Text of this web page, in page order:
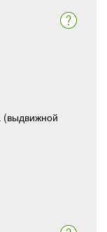
(выдвижной